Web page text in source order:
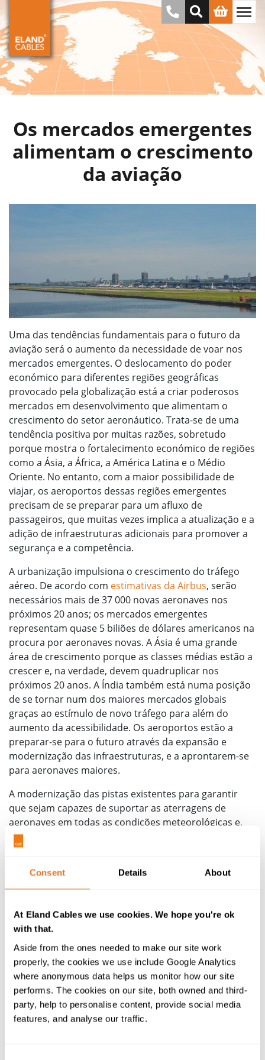
Consent Details About
At Eland Cables we use cookies. We hope you're ok
with that.
Aside from the ones needed to make our site work
properly, the cookies we use include Google Analytics
where anonymous data helps us monitor how our site
performs. The cookies on our site, both owned and third-
party, help to personalise content, provide social media
features, and analyse our traffic.
Os mercados emergentes
alimentam o crescimento
da aviação
Uma das tendências fundamentais para o futuro da
aviação será o aumento da necessidade de voar nos
mercados emergentes. O deslocamento do poder
económico para diferentes regiões geográficas
provocado pela globalização está a criar poderosos
mercados em desenvolvimento que alimentam o
crescimento do setor aeronáutico. Trata-se de uma
tendência positiva por muitas razões, sobretudo
porque mostra o fortalecimento económico de regiões
como a Ásia, a África, a América Latina e o Médio
Oriente. No entanto, com a maior possibilidade de
viajar, os aeroportos dessas regiões emergentes
precisam de se preparar para um afluxo de
passageiros, que muitas vezes implica a atualização e a
adição de infraestruturas adicionais para promover a
segurança e a competência.
A urbanização impulsiona o crescimento do tráfego
aéreo. De acordo com estimativas da Airbus, serão
necessários mais de 37 000 novas aeronaves nos
próximos 20 anos; os mercados emergentes
representam quase 5 biliões de dólares americanos na
procura por aeronaves novas. A Ásia é uma grande
área de crescimento porque as classes médias estão a
crescer e, na verdade, devem quadruplicar nos
próximos 20 anos. A Índia também está numa posição
de se tornar num dos maiores mercados globais
graças ao estímulo de novo tráfego para além do
aumento da acessibilidade. Os aeroportos estão a
preparar-se para o futuro através da expansão e
modernização das infraestruturas, e a aprontarem-se
para aeronaves maiores.
A modernização das pistas existentes para garantir
que sejam capazes de suportar as aterragens de
aeronaves em todas as condições meteorológicas e,
claro, o acréscimo de novas pistas e terminais, são
fundamentais para a gestão do crescimento dos
através de métodos comomodernizar a iluminação e
proteger a infraestrutura elétrica
reduzem a eficácia dos mesmos. As condições
meteorológicas são um fator importante que afeta a
capacidade do aeroporto porque o mau tempo pode
atrasar as operações necessárias para manter a
segurança ou, pior ainda, forçar os aviões a aterrarem
em outros lugares. A adição de novas pistas, como
fizerem no Aeroporto Internacional Namibe, em
Angola, permite aumentar significativamente o